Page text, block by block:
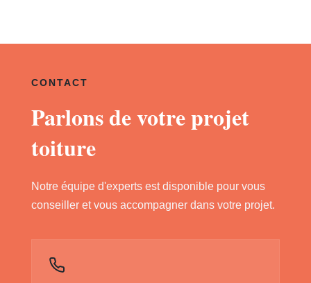
CONTACT
Parlons de votre projet
toiture
Notre équipe d'experts est disponible pour vous
conseiller et vous accompagner dans votre projet.